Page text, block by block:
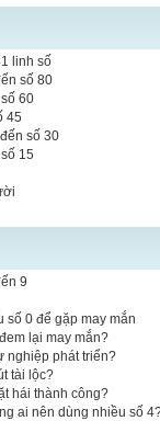
linh số
số 80
60
45
số 30
15
9
số 0 để gặp may mắn
lại may mắn?
nghiệp phát triển?
tài lộc?
hái thành công?
ai nên dùng nhiều số